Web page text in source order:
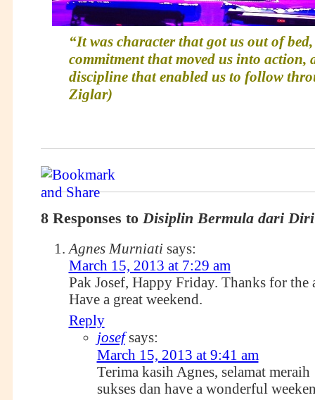
“It was character that got us out of bed,
commitment that moved us into action,
discipline that enabled us to follow
Ziglar)
8 Responses to Disiplin Bermula dari
Agnes Murniati says:
March 15, 2013 at 7:29 am
Pak Josef, Happy Friday. Thanks for the
Have a great weekend.
Reply
josef says:
March 15, 2013 at 9:41 am
Terima kasih Agnes, selamat meraih
sukses dan have a wonderful